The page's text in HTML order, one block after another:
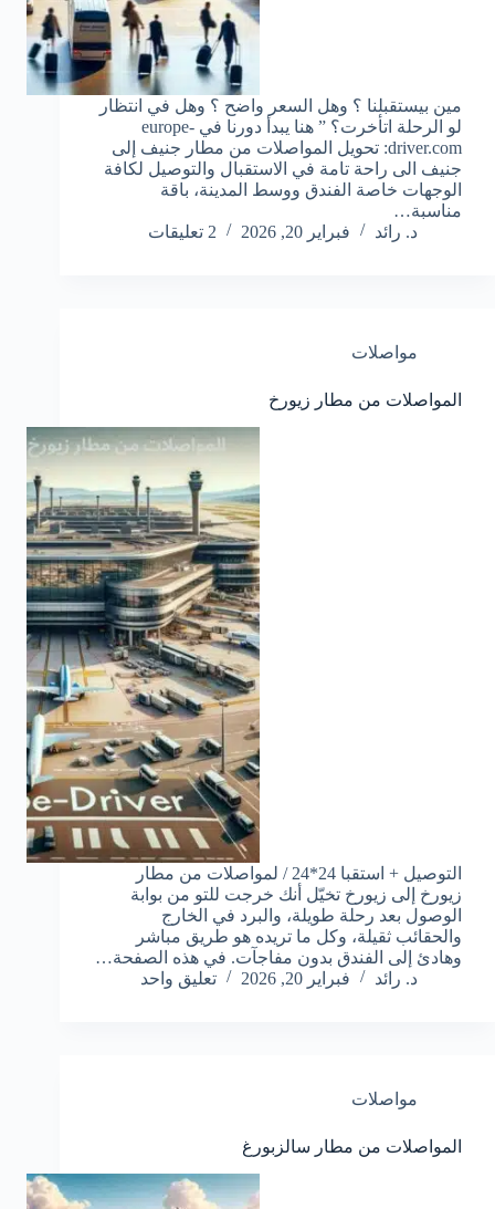
مين بيستقبلنا ؟ وهل السعر واضح ؟ وهل في انتظار
لو الرحلة اتأخرت؟ ” هنا يبدأ دورنا في europe-
driver.com: تحويل المواصلات من مطار جنيف إلى
جنيف الى راحة تامة في الاستقبال والتوصيل لكافة
الوجهات خاصة الفندق ووسط المدينة، باقة
مناسبة…
د. رائد
فبراير 20, 2026 2 تعليقات
مواصلات
المواصلات من مطار زيورخ
التوصيل + استقبا 24*24 / لمواصلات من مطار
زيورخ إلى زيورخ تخيّل أنك خرجت للتو من بوابة
الوصول بعد رحلة طويلة، والبرد في الخارج
والحقائب ثقيلة، وكل ما تريده هو طريق مباشر
وهادئ إلى الفندق بدون مفاجآت. في هذه الصفحة…
د. رائد
فبراير 20, 2026 تعليق واحد
مواصلات
المواصلات من مطار سالزبورغ